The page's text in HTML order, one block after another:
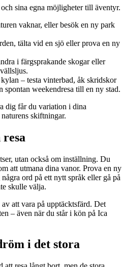
sina egna möjligheter till äventyr.
vaknar, eller besök en ny park
tälta vid en sjö eller prova en ny
i färgsprakande skogar eller
– testa vinterbad, åk skridskor
spontan weekendresa till en ny stad.
dig får du variation i dina
skiftningar.
utan också om inställning. Du
att utmana dina vanor. Prova en ny
ord på ett nytt språk eller gå på
skulle välja.
att vara på upptäcktsfärd. Det
– även när du står i kön på Ica
i det stora